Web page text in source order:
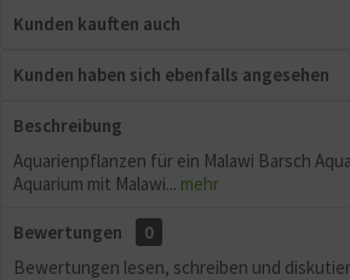
Kunden kauften auch
Kunden haben sich ebenfalls angesehen
Beschreibung
Aquarienpflanzen für ein Malawi Barsch
Aquarium mit Malawi... mehr
Bewertungen
0
Bewertungen lesen, schreiben und